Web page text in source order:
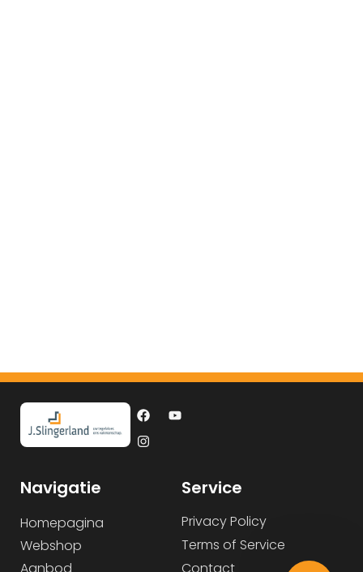
Navigatie
Homepagina
Webshop
Aanbod
Service
Privacy Policy
Terms of Service
Contact